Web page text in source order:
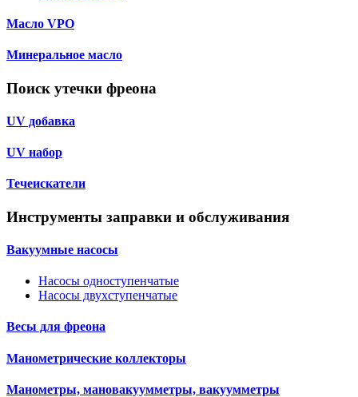
Масло VPO
Минеральное масло
Поиск утечки фреона
UV добавка
UV набор
Течеискатели
Инструменты заправки и обслуживания
Вакуумные насосы
Насосы одноступенчатые
Насосы двухступенчатые
Весы для фреона
Манометрические коллекторы
Манометры, мановакуумметры, вакуумметры